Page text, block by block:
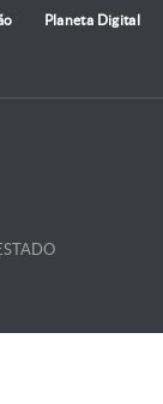
Planeta Digital